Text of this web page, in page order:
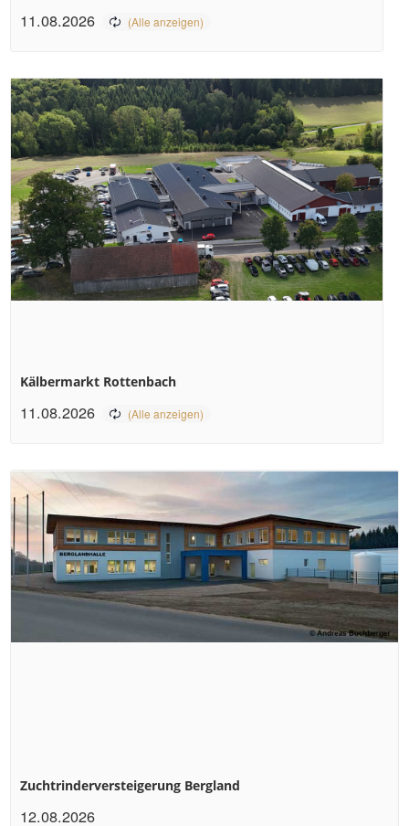
11.08.2026
Kälbermarkt Rottenbach
11.08.2026
Zuchtrinderversteigerung Bergland
12.08.2026